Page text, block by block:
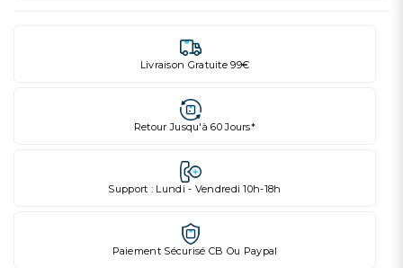
Livraison Gratuite 99€
Retour Jusqu'à 60 Jours*
Support : Lundi - Vendredi 10h-18h
Paiement Sécurisé CB Ou Paypal